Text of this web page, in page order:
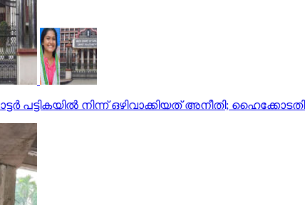
പട്ടികയില്‍ നിന്ന് ഒഴിവാക്കിയത് അനീതി; ഹൈക്കോടതി